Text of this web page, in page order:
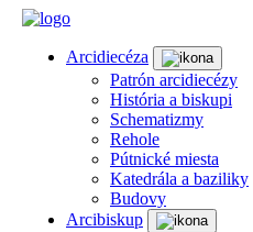
Arcidiecéza
Patrón arcidiecézy
História a biskupi
Schematizmy
Rehole
Pútnické miesta
Katedrála a baziliky
Budovy
Arcibiskup